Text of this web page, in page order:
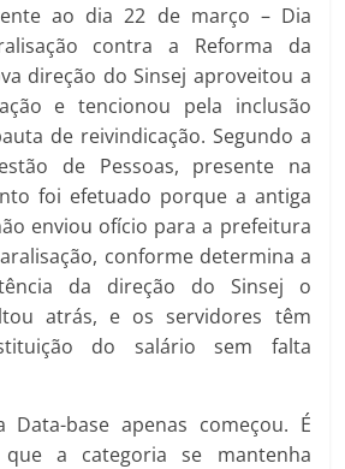
ao dia 22 de março – Dia
contra a Reforma da
direção do Sinsej aproveitou a
e tencionou pela inclusão
de reivindicação. Segundo a
de Pessoas, presente na
foi efetuado porque a antiga
enviou ofício para a prefeitura
conforme determina a
da direção do Sinsej o
atrás, e os servidores têm
do salário sem falta
Data-base apenas começou. É
que a categoria se mantenha